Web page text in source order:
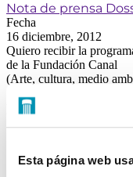
Esta página web
Nota de prensa
Fecha
16 diciembre, 2012
Quiero recibir la
de la Fundación Canal
(Arte, cultura, medio
FUNDACIÓN
Portal de
Visítanos